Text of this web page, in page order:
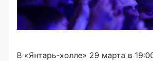
В «Янтарь-холле» 29 марта в